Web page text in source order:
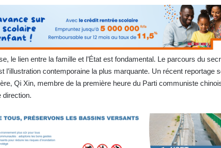
le lien entre la famille et l’État est fondamental. Le parcours du
l’illustration contemporaine la plus marquante. Un récent reportage
Qi Xin, membre de la première heure du Parti communiste
direction.